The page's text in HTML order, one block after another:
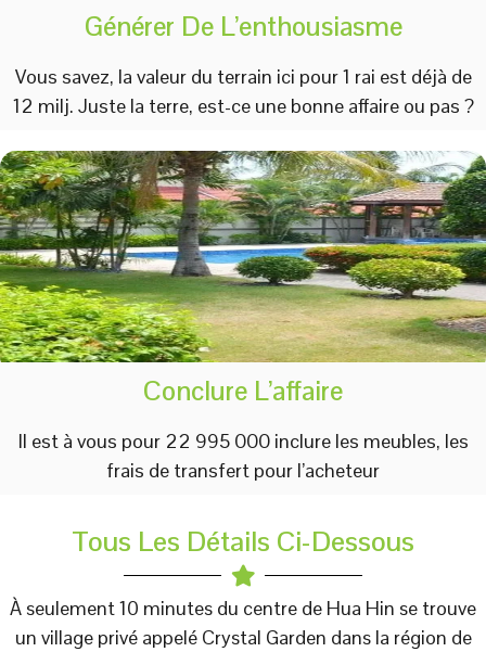
Générer De L’enthousiasme
Vous savez, la valeur du terrain ici pour 1 rai est déjà de
12 milj. Juste la terre, est-ce une bonne affaire ou pas ?
Conclure L’affaire
Il est à vous pour 22 995 000 inclure les meubles, les
frais de transfert pour l’acheteur
Tous Les Détails Ci-Dessous
À seulement 10 minutes du centre de Hua Hin se trouve
un village privé appelé Crystal Garden dans la région de